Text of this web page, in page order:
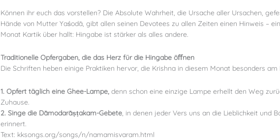
Können ihr euch das vorstellen? Die Absolute Wahrheit, die Ursache aller Ursachen,
Hände von Mutter Yaśodā, gibt allen seinen Devotees zu allen Zeiten einen Hinweis –
Monat Kartik über hallt: Hingabe ist stärker als alles andere.
Traditionelle Opfergaben, die das Herz für die Hingabe öﬀnen
Die Schriften heben einige Praktiken hervor, die Krishna in diesem Monat besonders am
1. Opfert täglich eine Ghee-Lampe,denn schon eine einzige Lampe erhellt den Weg
Zuhause.
2. Singe die Dāmodarāṣṭakam-Gebete, in denen jeder Vers uns an die Lieblichkeit und
erinnert.
Text: kksongs.org/songs/n/namamisvaram.html